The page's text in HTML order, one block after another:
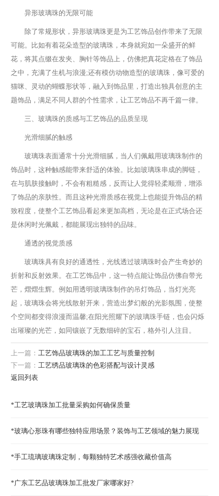
异形玻璃珠的无限可能
除了常规形状，异形玻璃珠更是为工艺饰品创作带来了无限
可能。比如有着花朵造型的玻璃珠，本身就宛如一朵盛开的鲜
花，将其点缀在发夹、胸针等饰品上，仿佛把真花定格在了饰品
之中，充满了生机与浪漫;还有模仿动物造型的玻璃珠，像可爱的
猫咪、灵动的蝴蝶形状等，融入到饰品里，打造出独具创意的主
题饰品，满足不同人群的个性需求，让工艺饰品不再千篇一律。
三、玻璃珠的质感与工艺饰品的品质呈现
光滑细腻的触感
玻璃珠表面通常十分光滑细腻，当人们佩戴用玻璃珠制作的
饰品时，这种触感能带来舒适的体验。比如玻璃珠串成的脚链，
在与肌肤接触时，不会有粗糙感，反而让人觉得轻柔顺滑，增添
了饰品的亲肤性。而且这种光滑质感在视觉上也能提升饰品的精
致程度，使整个工艺饰品看起来更加高档，无论是在正式场合还
是休闲时光佩戴，都能展现出独特的品味。
通透的视觉质感
玻璃珠具有良好的通透性，光线透过玻璃珠时会产生奇妙的
折射和反射效果。在工艺饰品中，这一特点能让饰品仿佛自带光
芒，熠熠生辉。例如用透明玻璃珠制作的吊灯饰品，当灯光亮
起，玻璃珠会将光线散射开来，营造出梦幻般的光影氛围，使整
个空间都变得浪漫而温馨;在阳光照耀下的玻璃珠手链，也会闪烁
出璀璨的光芒，如同镶嵌了无数细碎的宝石，格外引人注目。
上一篇： 工艺饰品玻璃珠的加工工艺与质量控制
返回列表
下一篇： 工艺绣品玻璃珠的色彩搭配与设计灵感
*工艺玻璃珠加工批量采购如何确保质量
*玻璃心形珠有哪些独特应用场景？装饰与工艺领域的魅力展现
*手工琉璃玻璃珠定制，每颗独特艺术感强收藏价值高
*广东工艺品玻璃珠加工批发厂家哪家好?